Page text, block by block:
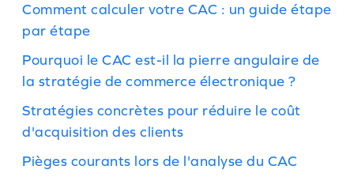
Comment calculer votre CAC : un guide étape
par étape
Pourquoi le CAC est-il la pierre angulaire de
la stratégie de commerce électronique ?
Stratégies concrètes pour réduire le coût
d'acquisition des clients
Pièges courants lors de l'analyse du CAC